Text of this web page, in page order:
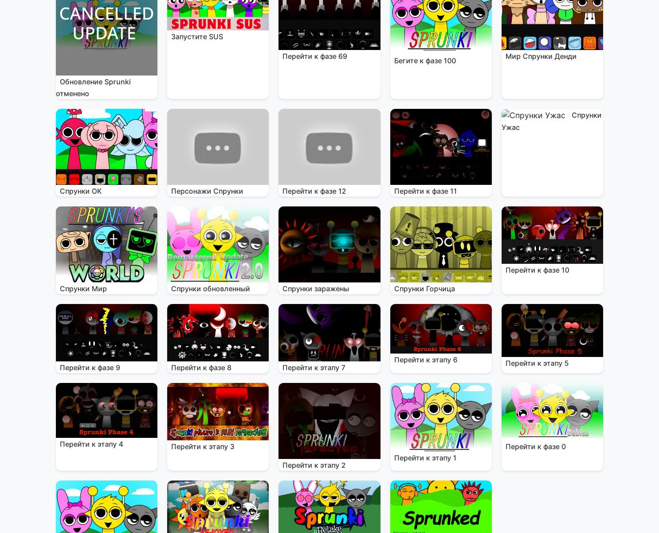
Обновление Sprunki
отменено
Запустите SUS
Перейти к фазе 69
Бегите к фазе 100
Мир Спрунки Денди
Спрунки ОК Персонажи Спрунки Перейти к фазе 12 Перейти к фазе 11
Спрунки
Ужас
Спрунки Мир Спрунки обновленный Спрунки заражены Спрунки Горчица
Перейти к фазе 10
Перейти к фазе 9 Перейти к фазе 8 Перейти к этапу 7
Перейти к этапу 6 Перейти к этапу 5
Перейти к этапу 4 Перейти к этапу 3
Перейти к этапу 2
Перейти к этапу 1
Перейти к фазе 0